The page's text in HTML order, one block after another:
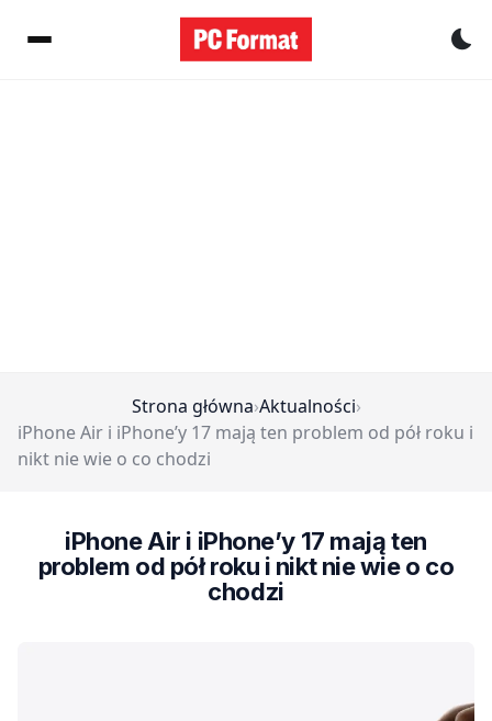
Strona główna›Aktualności›
iPhone Air i iPhone’y 17 mają ten problem od pół roku i
nikt nie wie o co chodzi
iPhone Air i iPhone’y 17 mają ten
problem od pół roku i nikt nie wie o co
chodzi